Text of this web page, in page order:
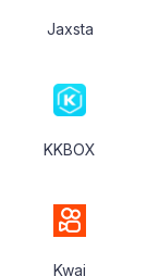
Jaxsta
KKBOX
Kwai